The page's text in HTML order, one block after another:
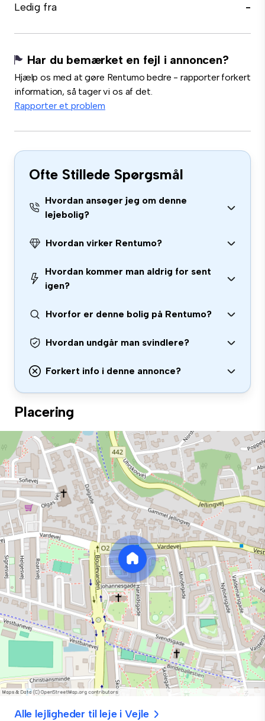
Ledig fra
-
Har du bemærket en fejl i annoncen?
Hjælp os med at gøre Rentumo bedre - rapporter forkert
information, så tager vi os af det.
Rapporter et problem
Ofte Stillede Spørgsmål
Hvordan ansøger jeg om denne
lejebolig?
Hvordan virker Rentumo?
Hvordan kommer man aldrig for sent
igen?
Hvorfor er denne bolig på Rentumo?
Hvordan undgår man svindlere?
Forkert info i denne annonce?
Placering
Alle lejligheder til leje i Vejle